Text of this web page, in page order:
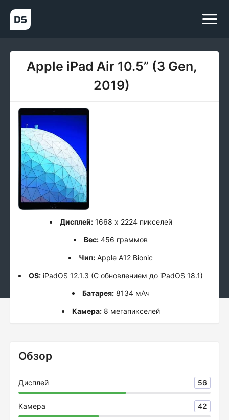
Apple iPad Air 10.5” (3 Gen,
2019)
Дисплей:1668 x 2224 пикселей
Вес: 456 граммов
Чип: Apple A12 Bionic
OS: iPadOS 12.1.3 (С обновлением до iPadOS 18.1)
Батарея:8134 мАч
Камера:8 мегапикселей
Обзор
Дисплей 56
Камера 42